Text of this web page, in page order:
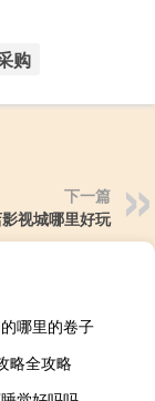
购
下一篇
视城哪里好玩
哪里的卷子
略全攻略